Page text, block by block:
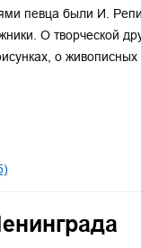
певца были И.
О творческой
о живописных